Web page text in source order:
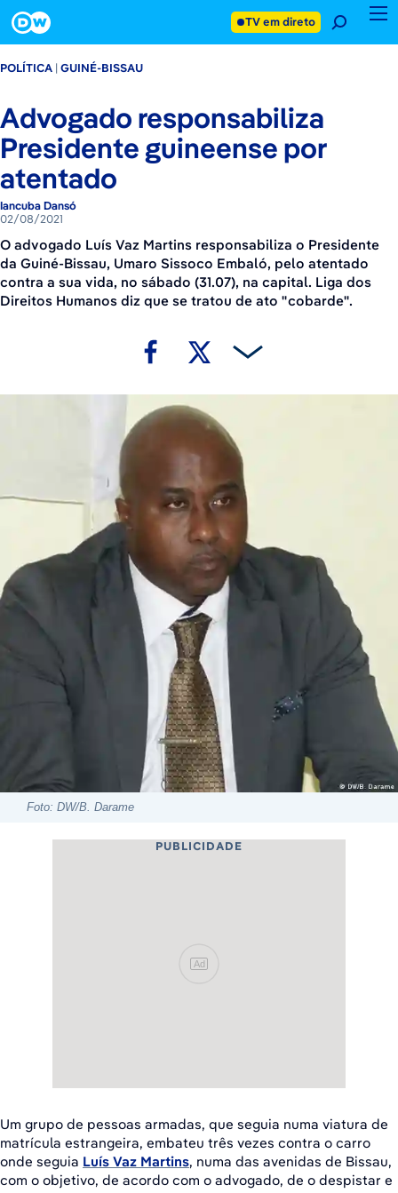
TV em direto
POLÍTICA GUINÉ-BISSAU
Advogado responsabiliza
Presidente guineense por
atentado
Iancuba Dansó
02/08/2021
O advogado Luís Vaz Martins responsabiliza o Presidente
da Guiné-Bissau, Umaro Sissoco Embaló, pelo atentado
contra a sua vida, no sábado (31.07), na capital. Liga dos
Direitos Humanos diz que se tratou de ato "cobarde".
Foto: DW/B. Darame
PUBLICIDADE
Ad
Um grupo de pessoas armadas, que seguia numa viatura de
matrícula estrangeira, embateu três vezes contra o carro
onde seguia Luís Vaz Martins, numa das avenidas de Bissau,
com o objetivo, de acordo com o advogado, de o despistar e
Footer